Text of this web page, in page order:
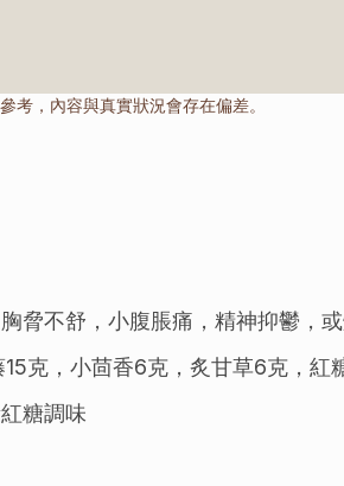
脅不舒，小腹脹痛，精神抑鬱，
克，小茴香6克，炙甘草6克，紅
糖調味
考，內容與真實狀況會存在偏差。